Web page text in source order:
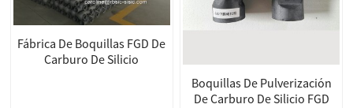
Fábrica De Boquillas FGD De
Carburo De Silicio
Boquillas De Pulverización
De Carburo De Silicio FGD